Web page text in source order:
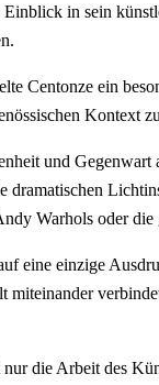
in sein
Centonze ein
Kontext
und
Warhols oder
eine einzige
miteinander
die Arbeit des